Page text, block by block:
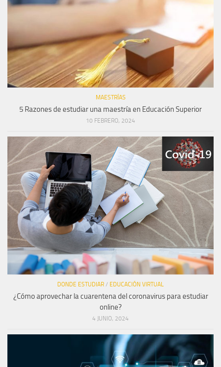
MAESTRÍAS
5 Razones de estudiar una maestría en Educación Superior
10 FEBRERO, 2024
DONDE ESTUDIAR / EDUCACIÓN VIRTUAL
¿Cómo aprovechar la cuarentena del coronavirus para estudiar
online?
4 JUNIO, 2024